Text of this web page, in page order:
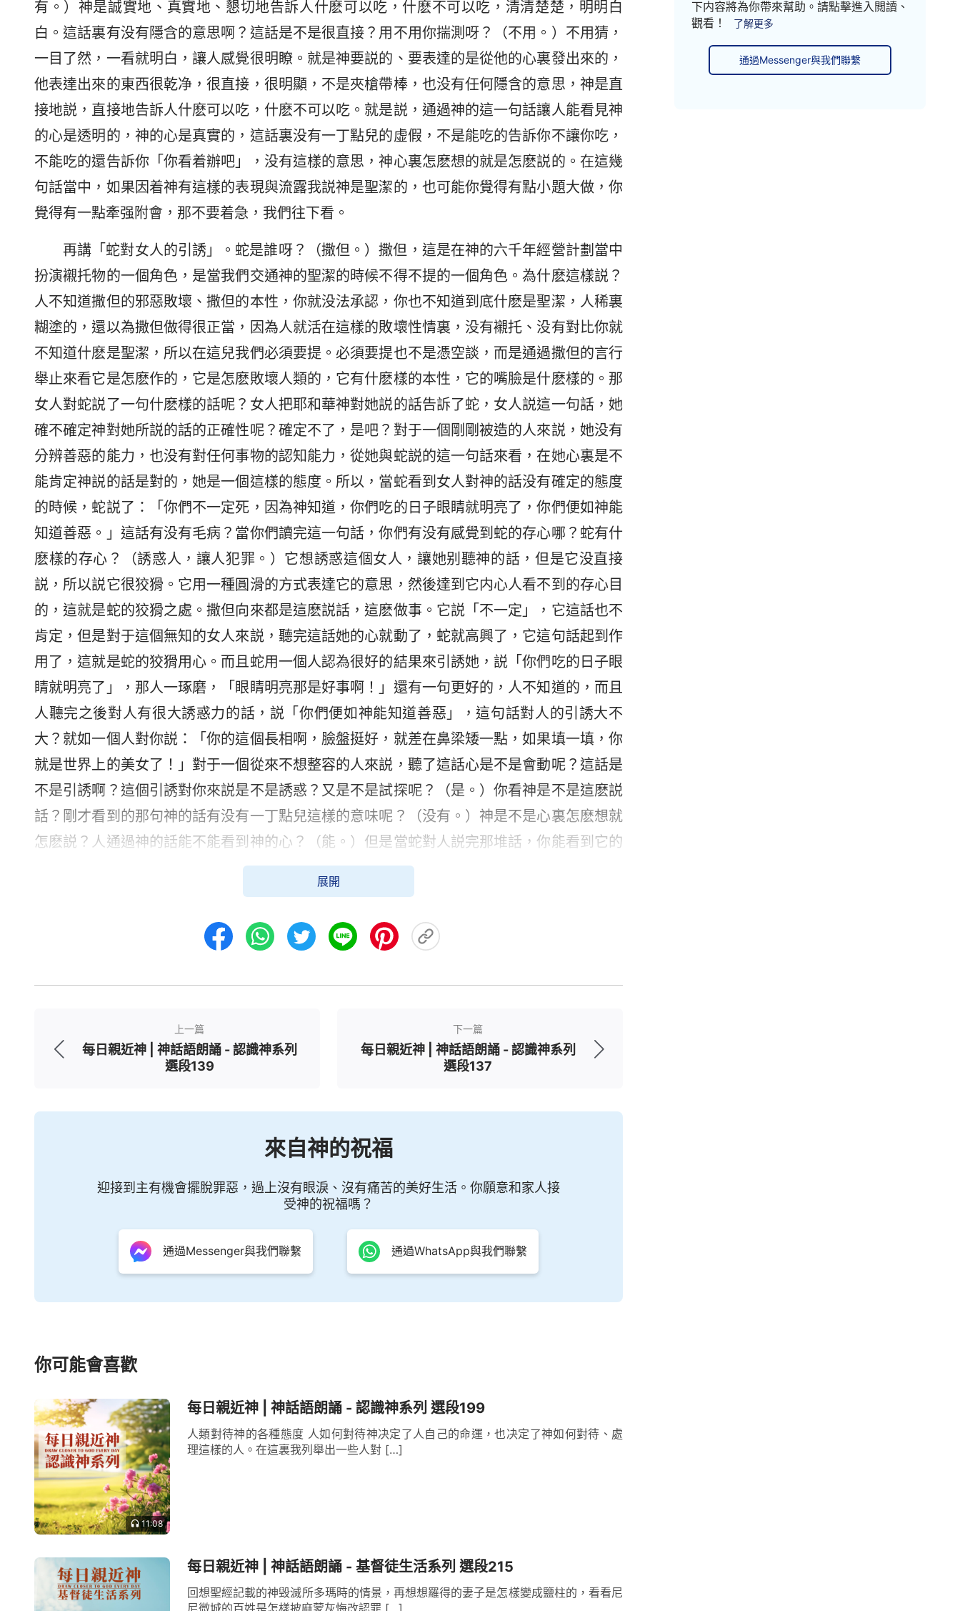
有。）神是誠實地、真實地、懇切地告訴人什麽可以吃，什麽不可以吃，清清楚楚，明明白
白。這話裏有没有隱含的意思啊？這話是不是很直接？用不用你揣測呀？（不用。）不用猜，
一目了然，一看就明白，讓人感覺很明瞭。就是神要説的、要表達的是從他的心裏發出來的，
他表達出來的東西很乾净，很直接，很明顯，不是夾槍帶棒，也没有任何隱含的意思，神是直
接地説，直接地告訴人什麽可以吃，什麽不可以吃。就是説，通過神的這一句話讓人能看見神
的心是透明的，神的心是真實的，這話裏没有一丁點兒的虚假，不是能吃的告訴你不讓你吃，
不能吃的還告訴你「你看着辦吧」，没有這樣的意思，神心裏怎麽想的就是怎麽説的。在這幾
句話當中，如果因着神有這樣的表現與流露我説神是聖潔的，也可能你覺得有點小題大做，你
覺得有一點牽强附會，那不要着急，我們往下看。
再講「蛇對女人的引誘」。蛇是誰呀？（撒但。）撒但，這是在神的六千年經營計劃當中
扮演襯托物的一個角色，是當我們交通神的聖潔的時候不得不提的一個角色。為什麽這樣説？
人不知道撒但的邪惡敗壞、撒但的本性，你就没法承認，你也不知道到底什麽是聖潔，人稀裏
糊塗的，還以為撒但做得很正當，因為人就活在這樣的敗壞性情裏，没有襯托、没有對比你就
不知道什麽是聖潔，所以在這兒我們必須要提。必須要提也不是憑空談，而是通過撒但的言行
舉止來看它是怎麽作的，它是怎麽敗壞人類的，它有什麽樣的本性，它的嘴臉是什麽樣的。那
女人對蛇説了一句什麽樣的話呢？女人把耶和華神對她説的話告訴了蛇，女人説這一句話，她
確不確定神對她所説的話的正確性呢？確定不了，是吧？對于一個剛剛被造的人來説，她没有
分辨善惡的能力，也没有對任何事物的認知能力，從她與蛇説的這一句話來看，在她心裏是不
能肯定神説的話是對的，她是一個這樣的態度。所以，當蛇看到女人對神的話没有確定的態度
的時候，蛇説了：「你們不一定死，因為神知道，你們吃的日子眼睛就明亮了，你們便如神能
知道善惡。」這話有没有毛病？當你們讀完這一句話，你們有没有感覺到蛇的存心哪？蛇有什
麽樣的存心？（誘惑人，讓人犯罪。）它想誘惑這個女人，讓她别聽神的話，但是它没直接
説，所以説它很狡猾。它用一種圓滑的方式表達它的意思，然後達到它内心人看不到的存心目
的，這就是蛇的狡猾之處。撒但向來都是這麽説話，這麽做事。它説「不一定」，它這話也不
肯定，但是對于這個無知的女人來説，聽完這話她的心就動了，蛇就高興了，它這句話起到作
用了，這就是蛇的狡猾用心。而且蛇用一個人認為很好的結果來引誘她，説「你們吃的日子眼
睛就明亮了」，那人一琢磨，「眼睛明亮那是好事啊！」還有一句更好的，人不知道的，而且
人聽完之後對人有很大誘惑力的話，説「你們便如神能知道善惡」，這句話對人的引誘大不
大？就如一個人對你説：「你的這個長相啊，臉盤挺好，就差在鼻梁矮一點，如果填一填，你
就是世界上的美女了！」對于一個從來不想整容的人來説，聽了這話心是不是會動呢？這話是
不是引誘啊？這個引誘對你來説是不是誘惑？又是不是試探呢？（是。）你看神是不是這麽説
話？剛才看到的那句神的話有没有一丁點兒這樣的意味呢？（没有。）神是不是心裏怎麽想就
怎麽説？人通過神的話能不能看到神的心？（能。）但是當蛇對人説完那堆話，你能看到它的
心嗎？（看不到。）而且因着人的無知，人就很容易被它這一堆話所引誘，人就很容易上當。
那撒但的那個存心你能不能看到啊？它説這話的目的你能不能看到？它的陰謀與詭計你能不能
看到？（看不到。）撒但説話的這個方式代表撒但什麽樣的性情呢？通過撒但這樣的一句話，
你看到了撒但什麽樣的實質？是不是陰險哪？也可能它表面對你笑或者不流露任何的表情，但
用，更實惠，這個時候人是不是被俘就範了？撒但的這個手段是不是很毒辣？讓你自甘墮落，
它不動一手一脚，就這兩句話就讓你跟着它走了，就讓你隨從它了，它的目的就達到了。這個
用心是不是險惡呀？這是不是撒但最原始的嘴臉哪？在撒但的話中人看到了它的險惡用心，看
誠實，但是如果用撒但的話、撒但的醜惡嘴臉來襯托的話，神所説的這一句話對今天的人來説
是不是很有分量？（是。）這一襯托人就感覺到神的純真無瑕了。撒但的話字字句句都有摻
雜，包括它的用心、它的存心以及它的説話方式。它的説話方式主要是什麽？拐彎抹角地引
誘，還讓你看不出來，讓你也聽不出來它有什麽目的，讓你主動地上鈎，你還得贊美它，還得
對它歌功頌德，這是不是撒但一貫的手法？（是。）
——《話・卷二 關于認識神・獨一無二的神自己 四》
展開
上一篇
每日親近神 | 神話語朗誦 - 認識神系列
選段139
下一篇
每日親近神 | 神話語朗誦 - 認識神系列
選段137
來自神的祝福
迎接到主有機會擺脫罪惡，過上沒有眼淚、沒有痛苦的美好生活。你願意和家人接
受神的祝福嗎？
通過Messenger與我們聯繫 通過WhatsApp與我們聯繫
你可能會喜歡
11:08
每日親近神 | 神話語朗誦 - 認識神系列 選段199
人類對待神的各種態度 人如何對待神决定了人自己的命運，也决定了神如何對待、處
理這樣的人。在這裏我列舉出一些人對 […]
每日親近神 | 神話語朗誦 - 基督徒生活系列 選段215
回想聖經記載的神毁滅所多瑪時的情景，再想想羅得的妻子是怎樣變成鹽柱的，看看尼
尼微城的百姓是怎樣披麻蒙灰悔改認罪 […]
下内容將為你帶來幫助。請點擊進入閲讀、
觀看！
了解更多
通過Messenger與我們聯繫